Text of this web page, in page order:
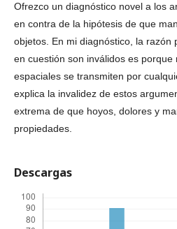
Ofrezco un diagnóstico novel a los
en contra de la hipótesis de que
objetos. En mi diagnóstico, la razón
en cuestión son inválidos es
espaciales se transmiten por
explica la invalidez de estos
extrema de que hoyos, dolores y
propiedades.
Descargas